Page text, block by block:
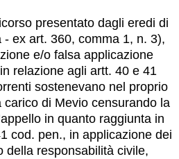
presentato dagli eredi di
ex art. 360, comma 1, n. 3),
e/o falsa applicazione
relazione agli artt. 40 e 41
sostenevano nel proprio
di Mevio censurando la
in quanto raggiunta in
cod. pen., in applicazione dei
della responsabilità civile,